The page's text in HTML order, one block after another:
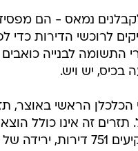
נמאס - הם
לרוכשי הדירות
בכיס, יש ויש.
תזרים זה אינו כולל